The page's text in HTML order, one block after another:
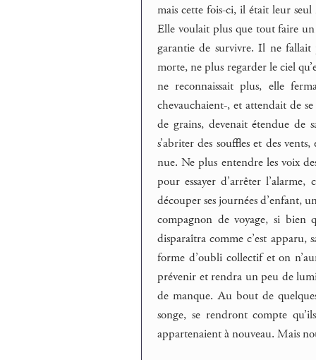
mais cette fois-ci, il était leur seul
Elle voulait plus que tout faire un
garantie de survivre. Il ne fallait
morte, ne plus regarder le ciel
ne reconnaissait plus, elle
chevauchaient-, et attendait de
de grains, devenait étendue de
s’abriter des souffles et des
nue. Ne plus entendre les voix
pour essayer d’arrêter
découper ses journées d’enfant,
compagnon de voyage, si
disparaîtra comme c’est apparu,
forme d’oubli collectif et on
prévenir et rendra un peu de
de manque. Au bout de
songe, se rendront compte
appartenaient à nouveau. Mais